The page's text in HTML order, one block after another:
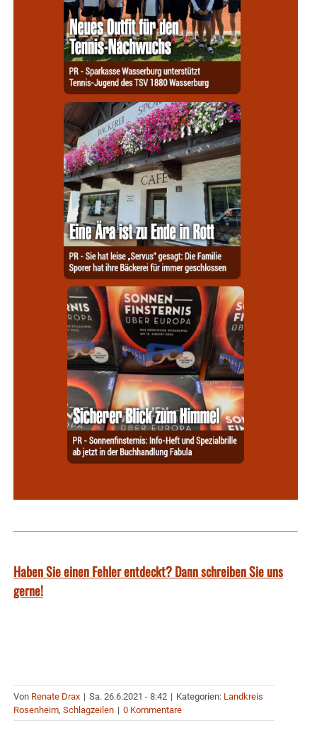
Haben Sie einen Fehler entdeckt? Dann schreiben Sie uns
gerne!
Von Renate Drax | Sa. 26.6.2021 - 8:42 | Kategorien: Landkreis
Rosenheim, Schlagzeilen | 0 Kommentare